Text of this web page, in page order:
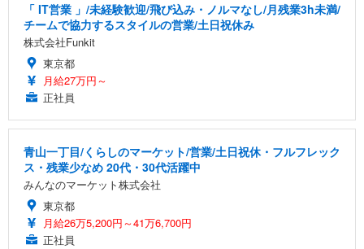
「 IT営業 」/未経験歓迎/飛び込み・ノルマなし/月残業3h未満/
チームで協力するスタイルの営業/土日祝休み
株式会社Funkit
東京都
月給27万円～
正社員
青山一丁目/くらしのマーケット/営業/土日祝休・フルフレック
ス・残業少なめ 20代・30代活躍中
みんなのマーケット株式会社
東京都
月給26万5,200円～41万6,700円
正社員